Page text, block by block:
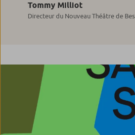
Tommy Milliot
Directeur du Nouveau Théâtre de